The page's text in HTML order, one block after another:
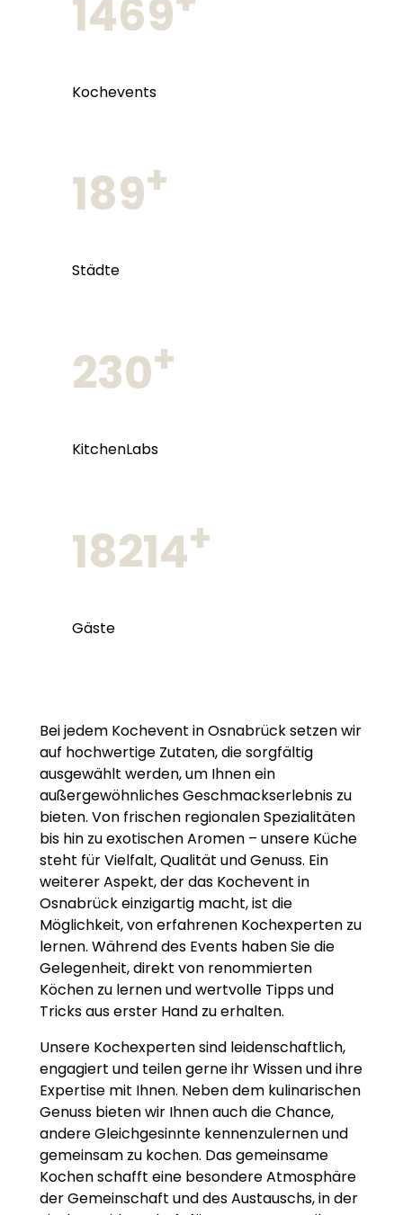
1469
Kochevents
189+
Städte
230+
KitchenLabs
18214+
Gäste
Bei jedem Kochevent in Osnabrück setzen wir
auf hochwertige Zutaten, die sorgfältig
ausgewählt werden, um Ihnen ein
außergewöhnliches Geschmackserlebnis zu
bieten. Von frischen regionalen Spezialitäten
bis hin zu exotischen Aromen – unsere Küche
steht für Vielfalt, Qualität und Genuss. Ein
weiterer Aspekt, der das Kochevent in
Osnabrück einzigartig macht, ist die
Möglichkeit, von erfahrenen Kochexperten zu
lernen. Während des Events haben Sie die
Gelegenheit, direkt von renommierten
Köchen zu lernen und wertvolle Tipps und
Tricks aus erster Hand zu erhalten.
Unsere Kochexperten sind leidenschaftlich,
engagiert und teilen gerne ihr Wissen und ihre
Expertise mit Ihnen. Neben dem kulinarischen
Genuss bieten wir Ihnen auch die Chance,
andere Gleichgesinnte kennenzulernen und
gemeinsam zu kochen. Das gemeinsame
Kochen schafft eine besondere Atmosphäre
der Gemeinschaft und des Austauschs, in der